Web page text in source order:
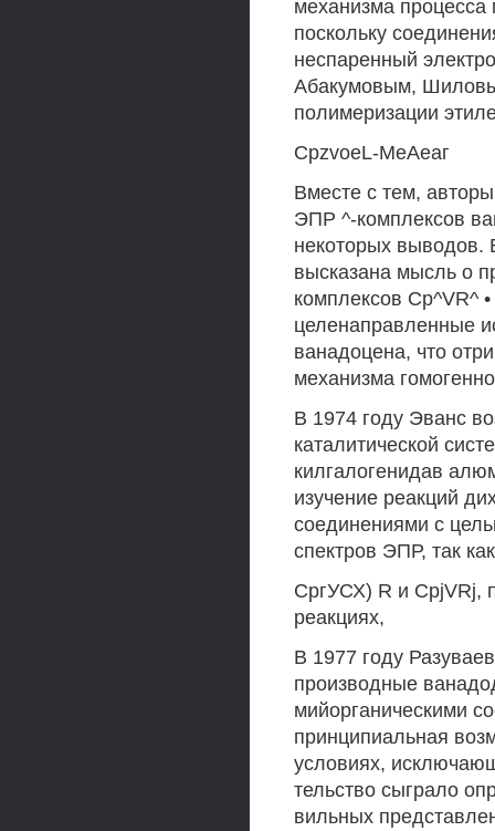
механизма
поскольку
неспаренный
Абакумовым,
полимеризации
CpzvoeL-МеАеаг
Вместе с тем,
ЭПР ^-комплексов
некоторых
высказана мысль о
комплексов Cp^VR^
целенаправленные
ванадоцена, что
механизма
В 1974 году Эванс
каталитической
килгалогенидав
изучение реакций
соединениями с
спектров ЭПР, так
СргУСХ) R и CpjVRj,
реакциях,
В 1977 году
производные
мийорганическими
принципиальная
условиях,
тельство сыграло
вильных